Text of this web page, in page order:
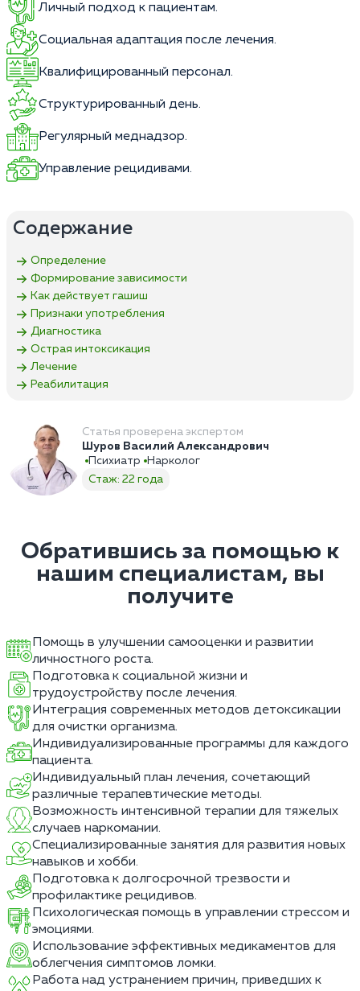
Личный подход к пациентам.
Социальная адаптация после лечения.
Квалифицированный персонал.
Структурированный день.
Регулярный меднадзор.
Управление рецидивами.
Содержание
Определение
Формирование зависимости
Как действует гашиш
Признаки употребления
Диагностика
Острая интоксикация
Лечение
Реабилитация
Статья проверена экспертом
Шуров Василий Александрович
Психиатр
Нарколог
Стаж: 22 года
Обратившись за помощью к
нашим специалистам, вы
получите
Помощь в улучшении самооценки и развитии
личностного роста.
Подготовка к социальной жизни и
трудоустройству после лечения.
Интеграция современных методов детоксикации
для очистки организма.
Индивидуализированные программы для каждого
пациента.
Индивидуальный план лечения, сочетающий
различные терапевтические методы.
Возможность интенсивной терапии для тяжелых
случаев наркомании.
Специализированные занятия для развития новых
навыков и хобби.
Подготовка к долгосрочной трезвости и
профилактике рецидивов.
Психологическая помощь в управлении стрессом и
эмоциями.
Использование эффективных медикаментов для
облегчения симптомов ломки.
Работа над устранением причин, приведших к